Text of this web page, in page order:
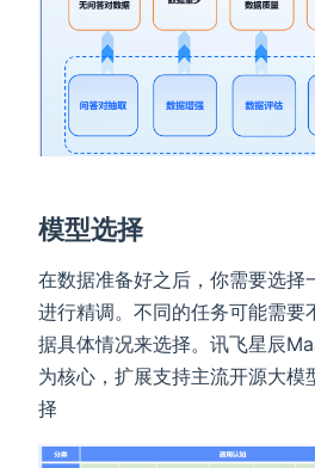
模型选择
在数据准备好之后，你需要选择
进行精调。不同的任务可能需要
据具体情况来选择。讯飞星辰
为核心，扩展支持主流开源大模
择